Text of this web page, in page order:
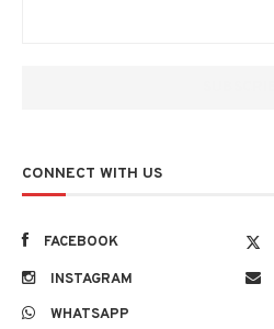
CONNECT WITH US
FACEBOOK
INSTAGRAM
WHATSAPP